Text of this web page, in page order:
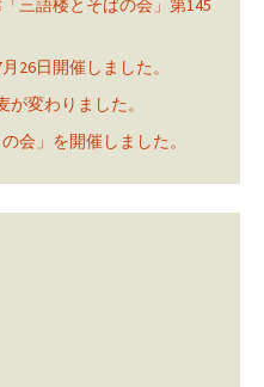
三語楼とそばの会」第145
26日開催しました。
変わりました。
会」を開催しました。